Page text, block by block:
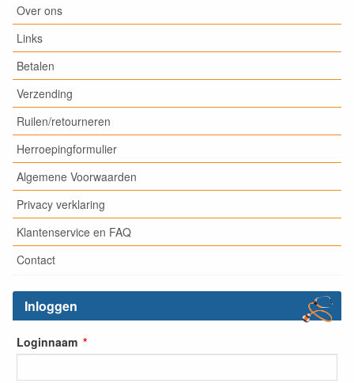
Over ons
Links
Betalen
Verzending
Ruilen/retourneren
Herroepingformulier
Algemene Voorwaarden
Privacy verklaring
Klantenservice en FAQ
Contact
Inloggen
Loginnaam